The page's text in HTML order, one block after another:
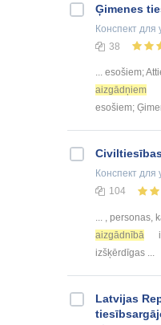
Ģimenes
Конспект для
38
... esošiem;
aizgādņiem
esošiem;
Конспект для
104
... , personas,
aizgādnībā
izšķērdīgas ...
Latvijas